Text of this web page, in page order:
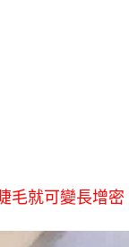
毛就可變長增密